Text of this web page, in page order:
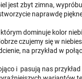
jest zbyt zimna,
naprawdę
dominuje kolor
czujemy się w
na przykład w
i pasują nas